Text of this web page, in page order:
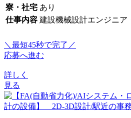
寮・社宅 あり
仕事内容 建設機械設計エンジニア
＼最短45秒で完了／
応募へ進む
詳しく
見る